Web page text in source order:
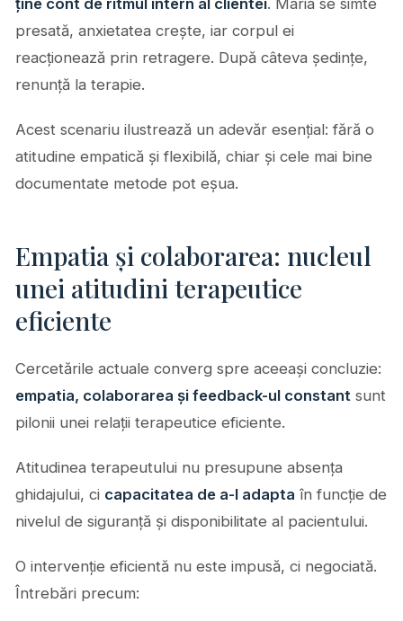
presată, anxietatea crește, iar corpul ei
reacționează prin retragere. După câteva ședințe,
renunță la terapie.
Acest scenariu ilustrează un adevăr esențial: fără o
atitudine empatică și flexibilă, chiar și cele mai bine
documentate metode pot eșua.
Empatia și colaborarea: nucleul
unei atitudini terapeutice
eficiente
Cercetările actuale converg spre aceeași concluzie:
empatia, colaborarea și feedback-ul constant sunt
pilonii unei relații terapeutice eficiente.
Atitudinea terapeutului nu presupune absența
ghidajului, ci capacitatea de a-l adapta în funcție de
nivelul de siguranță și disponibilitate al pacientului.
O intervenție eficientă nu este impusă, ci negociată.
Întrebări precum: